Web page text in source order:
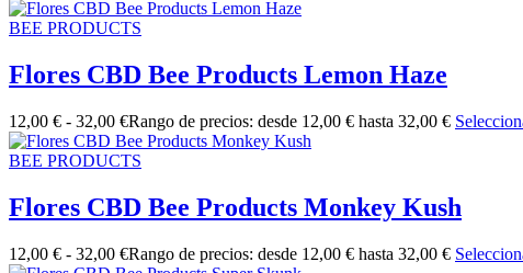
BEE PRODUCTS
Flores CBD Bee Products Lemon Haze
12,00 € - 32,00 €Rango de precios: desde 12,00 € hasta 32,00 €
BEE PRODUCTS
Flores CBD Bee Products Monkey Kush
12,00 € - 32,00 €Rango de precios: desde 12,00 € hasta 32,00 €